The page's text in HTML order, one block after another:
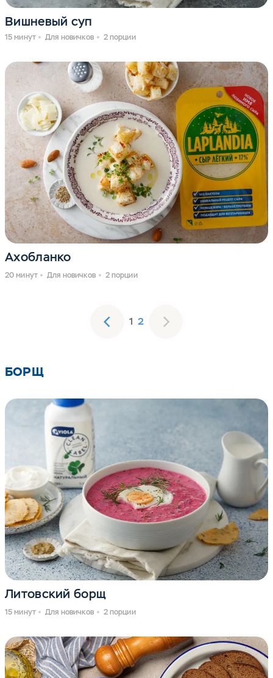
Вишневый суп
15 минут Для новичков 2 порции
Ахобланко
20 минут Для новичков 2 порции
1 2
БОРЩ
Литовский борщ
15 минут Для новичков 2 порции